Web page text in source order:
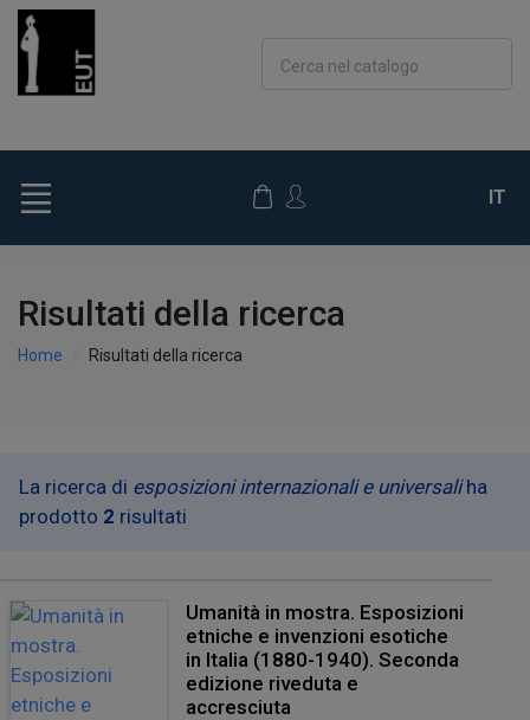
Cerca nel catalogo
IT
Risultati della ricerca
Home Risultati della ricerca
La ricerca di esposizioni internazionali e universaliha
prodotto 2 risultati
Umanità in mostra. Esposizioni
etniche e invenzioni esotiche
in Italia (1880-1940). Seconda
edizione riveduta e
accresciuta